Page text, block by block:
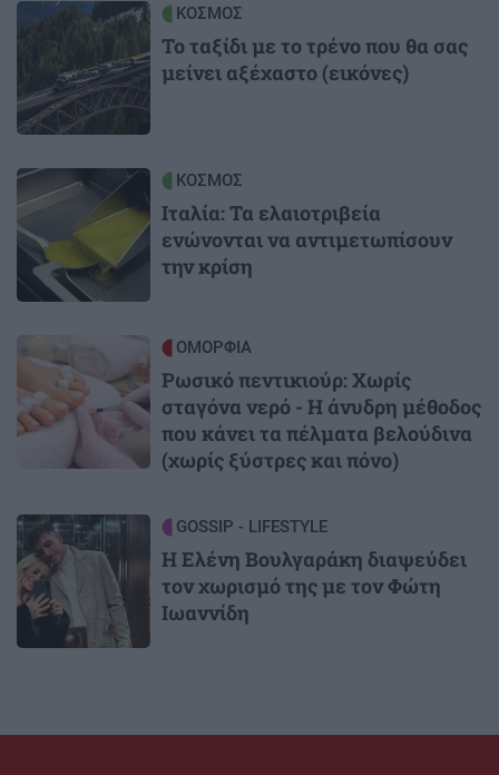
Image ΚΟΣΜΟΣ
Το ταξίδι με το τρένο που θα σας
μείνει αξέχαστο (εικόνες)
Image ΚΟΣΜΟΣ
Ιταλία: Τα ελαιοτριβεία
ενώνονται να αντιμετωπίσουν
την κρίση
ΟΜΟΡΦΙΑ
Ρωσικό πεντικιούρ: Χωρίς
σταγόνα νερό - Η άνυδρη μέθοδος
που κάνει τα πέλματα βελούδινα
(χωρίς ξύστρες και πόνο)
Image GOSSIP - LIFESTYLE
Η Ελένη Βουλγαράκη διαψεύδει
τον χωρισμό της με τον Φώτη
Ιωαννίδη